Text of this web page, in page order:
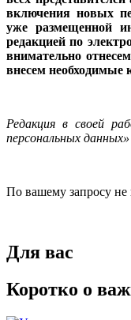
включения новых
уже размещенной
редакцией по
внимательно
внесем необходимые
Редакция в своей
персональных
По вашему запросу не
Для вас
Коротко о